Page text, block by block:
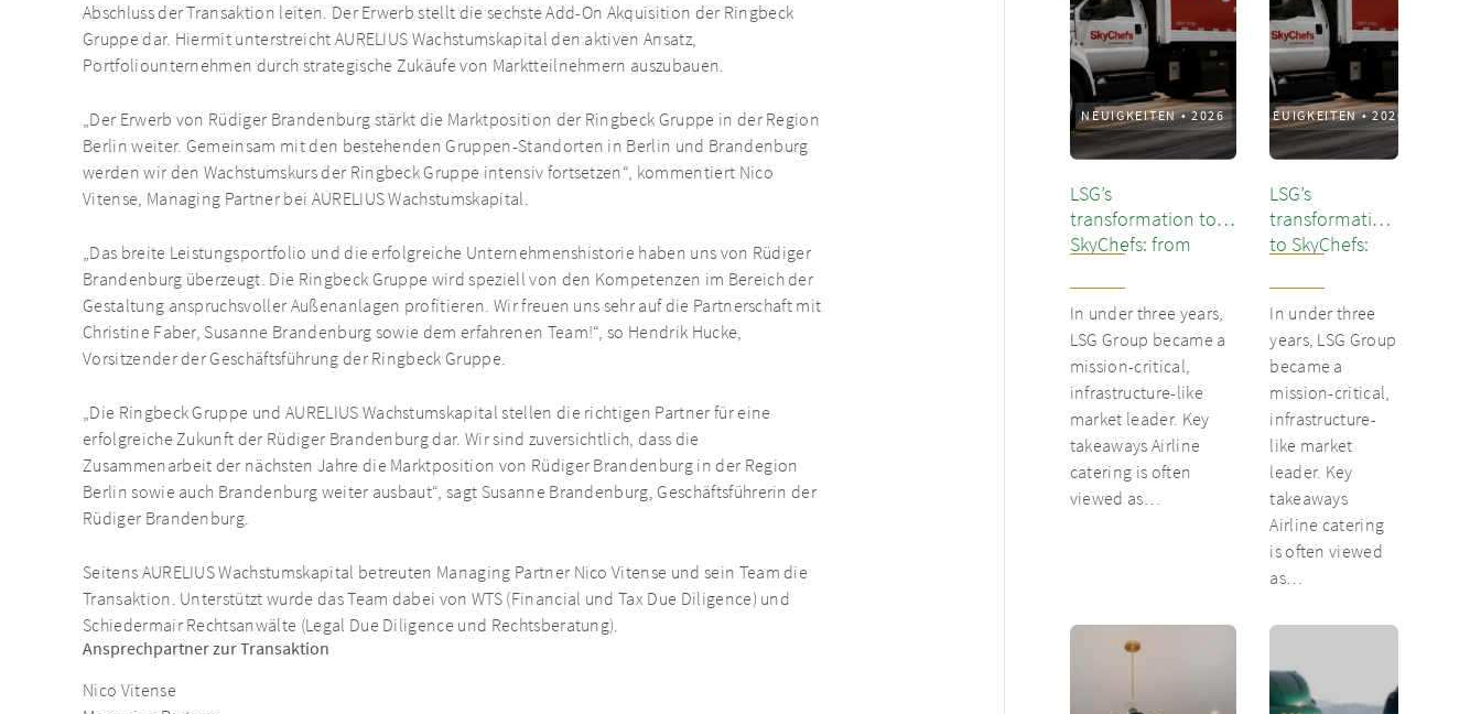
Abschluss der Transaktion leiten. Der Erwerb stellt die sechste Add-On Akquisition der Ringbeck
Gruppe dar. Hiermit unterstreicht AURELIUS Wachstumskapital den aktiven Ansatz,
Portfoliounternehmen durch strategische Zukäufe von Marktteilnehmern auszubauen.
„Der Erwerb von Rüdiger Brandenburg stärkt die Marktposition der Ringbeck Gruppe in der Region
Berlin weiter. Gemeinsam mit den bestehenden Gruppen-Standorten in Berlin und Brandenburg
werden wir den Wachstumskurs der Ringbeck Gruppe intensiv fortsetzen“, kommentiert Nico
Vitense, Managing Partner bei AURELIUS Wachstumskapital.
„Das breite Leistungsportfolio und die erfolgreiche Unternehmenshistorie haben uns von Rüdiger
Brandenburg überzeugt. Die Ringbeck Gruppe wird speziell von den Kompetenzen im Bereich der
Gestaltung anspruchsvoller Außenanlagen profitieren. Wir freuen uns sehr auf die Partnerschaft mit
Christine Faber, Susanne Brandenburg sowie dem erfahrenen Team!“, so Hendrik Hucke,
Vorsitzender der Geschäftsführung der Ringbeck Gruppe.
„Die Ringbeck Gruppe und AURELIUS Wachstumskapital stellen die richtigen Partner für eine
erfolgreiche Zukunft der Rüdiger Brandenburg dar. Wir sind zuversichtlich, dass die
Zusammenarbeit der nächsten Jahre die Marktposition von Rüdiger Brandenburg in der Region
Berlin sowie auch Brandenburg weiter ausbaut“, sagt Susanne Brandenburg, Geschäftsführerin der
Rüdiger Brandenburg.
Seitens AURELIUS Wachstumskapital betreuten Managing Partner Nico Vitense und sein Team die
Transaktion. Unterstützt wurde das Team dabei von WTS (Financial und Tax Due Diligence) und
Schiedermair Rechtsanwälte (Legal Due Diligence und Rechtsberatung).
Ansprechpartner zur Transaktion
Nico Vitense
NEUIGKEITEN•2026
LSG’s
transformation to
SkyChefs: from
unit into culinary
champion
In under three years,
LSG Group became a
mission-critical,
infrastructure-like
market leader. Key
takeaways Airline
catering is often
viewed as…
NEUIGKEITEN•2026
LSG’s
transformation
to SkyChefs:
underloved
catering unit
into culinary
champion
In under three
years, LSG Group
became a
mission-critical,
infrastructure-
like market
leader. Key
takeaways
Airline catering
is often viewed
as…